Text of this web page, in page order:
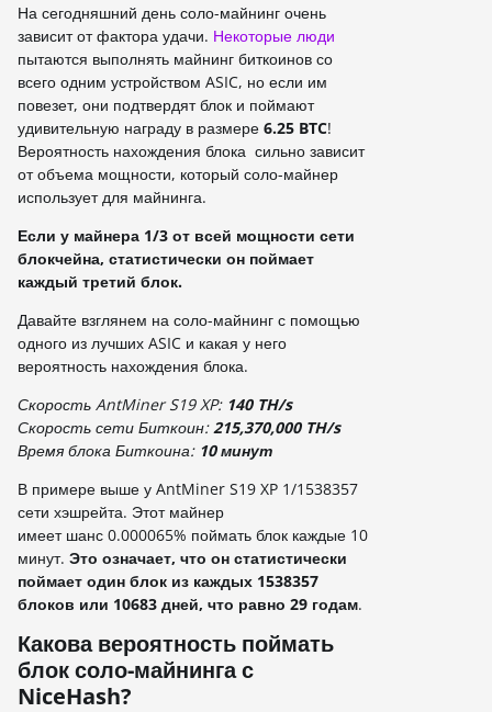
На сегодняшний день соло-майнинг очень
зависит от фактора удачи. Некоторые люди
пытаются выполнять майнинг биткоинов со
всего одним устройством ASIC, но если им
повезет, они подтвердят блок и поймают
удивительную награду в размере 6.25 BTC!
Вероятность нахождения блока сильно зависит
от объема мощности, который соло-майнер
использует для майнинга.
Если у майнера 1/3 от всей мощности сети
блокчейна, статистически он поймает
каждый третий блок.
Давайте взглянем на соло-майнинг с помощью
одного из лучших ASIC и какая у него
вероятность нахождения блока.
Скорость AntMiner S19 XP: 140 TH/s
Скорость сети Биткоин:215,370,000 TH/s
Время блока Биткоина: 10 минут
В примере выше у AntMiner S19 XP 1/1538357
сети хэшрейта. Этот майнер
имеет шанс 0.000065% поймать блок каждые 10
минут. Это означает, что он статистически
поймает один блок из каждых 1538357
блоков или 10683 дней, что равно 29 годам.
Какова вероятность поймать
блок соло-майнинга с
NiceHash?